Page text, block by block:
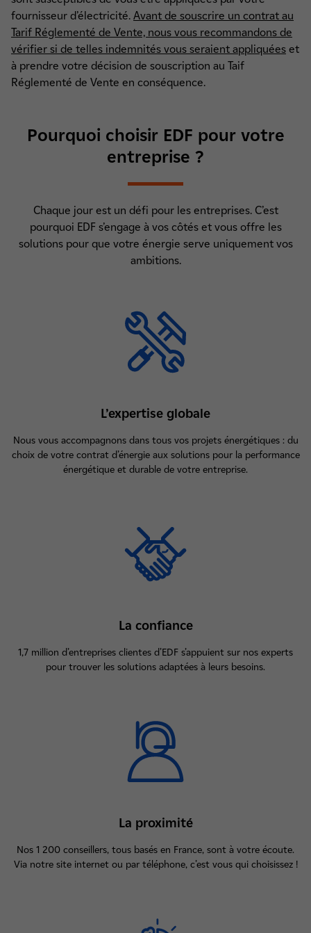
fournisseur d’électricité. Avant de souscrire un contrat au
Tarif Réglementé de Vente, nous vous recommandons de
vérifier si de telles indemnités vous seraient appliquées et
à prendre votre décision de souscription au Taif
Réglementé de Vente en conséquence.
Pourquoi choisir EDF pour votre
entreprise ?
Chaque jour est un défi pour les entreprises. C’est
pourquoi EDF s’engage à vos côtés et vous offre les
solutions pour que votre énergie serve uniquement vos
ambitions.
L’expertise globale
Nous vous accompagnons dans tous vos projets énergétiques : du
choix de votre contrat d’énergie aux solutions pour la performance
énergétique et durable de votre entreprise.
La confiance
1,7 million d’entreprises clientes d’EDF s’appuient sur nos experts
pour trouver les solutions adaptées à leurs besoins.
La proximité
Nos 1 200 conseillers, tous basés en France, sont à votre écoute.
Via notre site internet ou par téléphone, c’est vous qui choisissez !